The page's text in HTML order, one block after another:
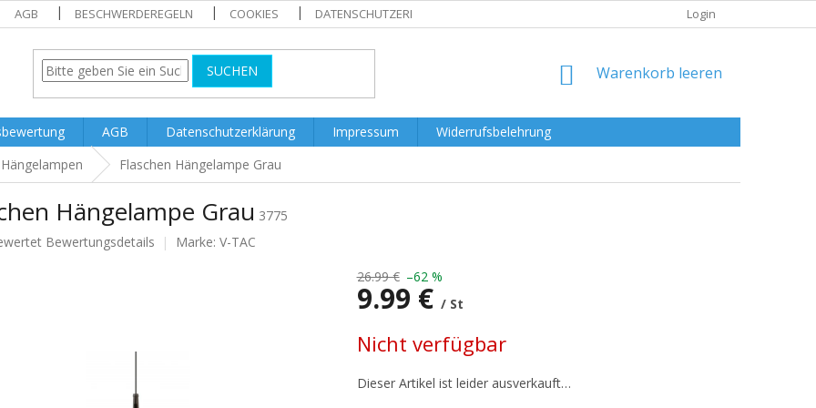
AGB BESCHWERDEREGELN COOKIES DATENSCHUTZERKLÄRUNG Login
SUCHEN WARENKORB
Warenkorb leeren
AGB Datenschutzerklärung Impressum
Widerrufsbelehrung
Hängelampen Flaschen Hängelampe Grau
Hängelampe Grau 3775
Bewertungsdetails Marke: V-TAC
26.99 € –62 %
9.99 € / St
Nicht verfügbar
Dieser Artikel ist leider ausverkauft…